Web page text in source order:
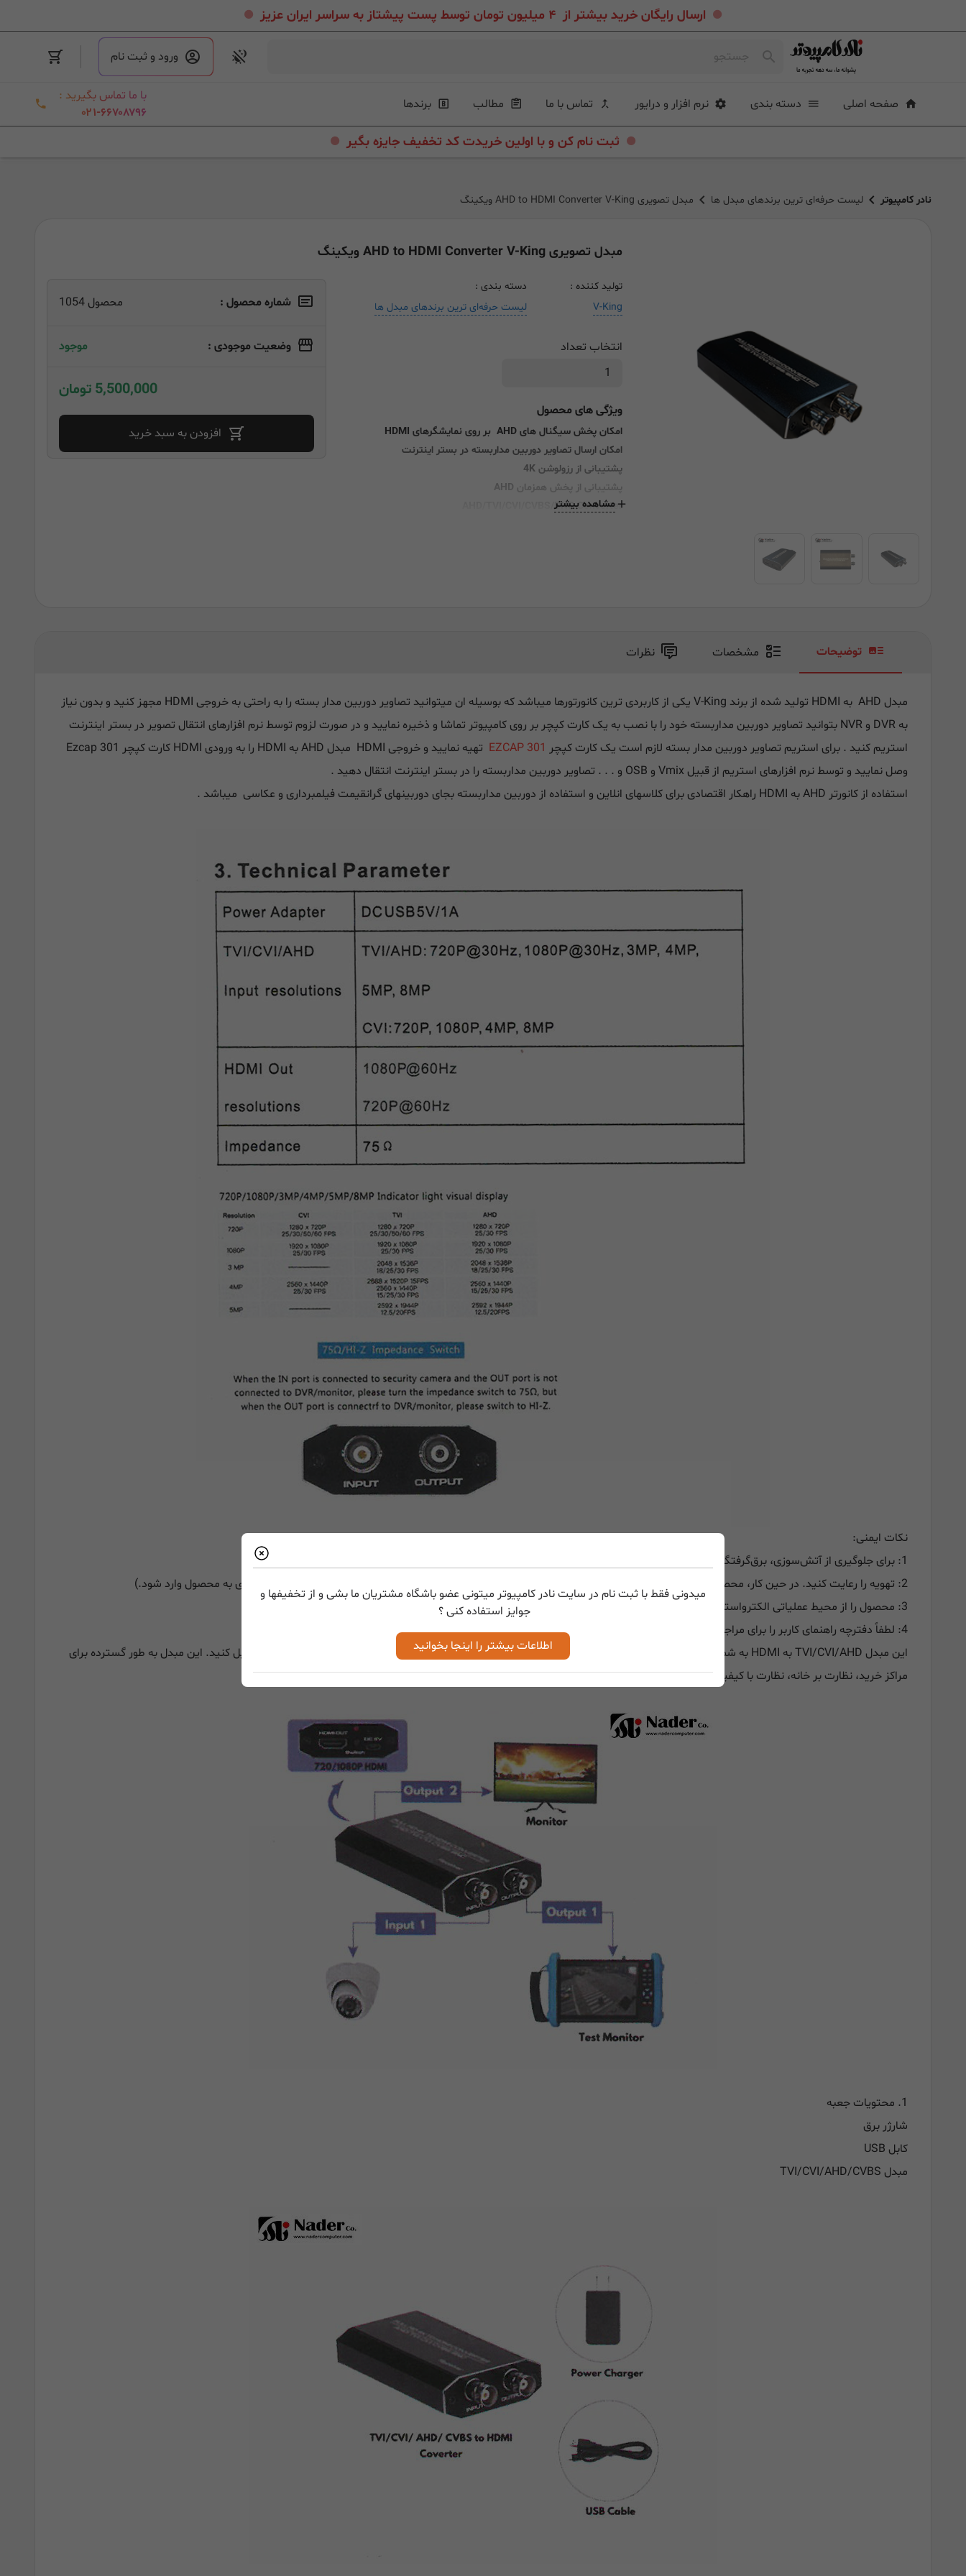
میدونی فقط با ثبت نام در سایت نادر کامپیوتر میتونی عضو باشگاه مشتریان ما بشی و از تخفیفها و
جوایز استفاده کنی ؟
اطلاعات بیشتر را اینجا بخوانید
ارسال رایگان خرید بیشتر از ۴ میلیون تومان توسط پست پیشتاز به سراسر ایران عزیز
ورود و ثبت نام
صفحه اصلی دسته بندی نرم افزار و درایور تماس با ما مطالب برندها
با ما تماس بگیرید :
۰۲۱-۶۶۷۰۸۷۹۶
. ثبت نام کن و با اولین خریدت کد تخفیف جایزه بگیر .
نادر کامپیوتر لیست حرفه‌ای ترین برندهای مبدل ها مبدل تصویری AHD to HDMI Converter V-King ویکینگ
مبدل تصویری AHD to HDMI Converter V-King ویکینگ
تولید کننده :
V-King
دسته بندی :
لیست حرفه‌ای ترین برندهای مبدل ها
انتخاب تعداد
ویژگی های محصول
امکان پخش سیگنال های AHD بر روی نمایشگرهای HDMI
امکان ارسال تصاویر دوربین مداربسته در بستر اینترنت
پشتیبانی از رزولوشن 4K
پشتیبانی از پخش همزمان AHD
AHD/TVI/CVI/CVBS/BNC Converter
مشاهده بیشتر
شماره محصول : محصول 1054
وضعیت موجودی : موجود
5,500,000 تومان
افزودن به سبد خرید
توضیحات مشخصات نظرات
مبدل AHD به HDMI تولید شده از برند V-King یکی از کاربردی ترین کانورتورها میباشد که بوسیله ان میتوانید تصاویر دوربین مدار بسته را به راحتی به خروجی HDMI مجهز کنید و بدون نیاز
به DVR و NVR بتوانید تصاویر دوربین مداربسته خود را با نصب به یک کارت کپچر بر روی کامپیوتر تماشا و ذخیره نمایید و در صورت لزوم توسط نرم افزارهای انتقال تصویر در بستر اینترنت
استریم کنید . برای استریم تصاویر دوربین مدار بسته لازم است یک کارت کپچر EZCAP 301
تهیه نمایید و خروجی HDMI مبدل AHD به HDMI را به ورودی HDMI کارت کپچر Ezcap 301
وصل نمایید و توسط نرم افزارهای استریم از قبیل Vmix و OSB و . . . تصاویر دوربین مداربسته را در بستر اینترنت انتقال دهید .
استفاده از کانورتر AHD به ‌HDMI راهکار اقتصادی برای کلاسهای انلاین و استفاده از دوربین مداربسته بجای دوربینهای گرانقیمت فیلمبرداری و عکاسی میباشد .
نکات ایمنی:
1: برای جلوگیری از آتش‌سوزی، برق‌گرفتگی یا آسیب به محصول، لطفاً محصول را از باران، چکه یا هر مایع دیگری دور نگه دارید.
2: تهویه را رعایت کنید. در حین کار، محصول را در هیچ کابینت بسته‌ای قرار ندهید (در غیر این صورت ممکن است در اثر دمای بالا آسیب یا آتش‌سوزی به محصول وارد شود.)
3: محصول را از محیط عملیاتی الکترواستاتیک، مغناطیسی قوی یا تابشی دور نگه دارید.
4: لطفاً دفترچه راهنمای کاربر را برای مراجعات بعدی نگه دارید.
این مبدل TVI/CVI/AHD به HDMI به شما امکان می‌دهد سیگنال‌های TVI، CVI، AHD و CVBS را به طور یکپارچه به سیگنال HDMI 720/1080P تبدیل کنید. این مبدل به طور گسترده برای
مراکز خرید، نظارت بر خانه، نظارت با کیفیت بالا، نظارت بر آسانسور، نظارت بر ترافیک و غیره استفاده می‌شود.
1. محتویات جعبه
شارژر برق
کابل USB
مبدل TVI/CVI/AHD/CVBS